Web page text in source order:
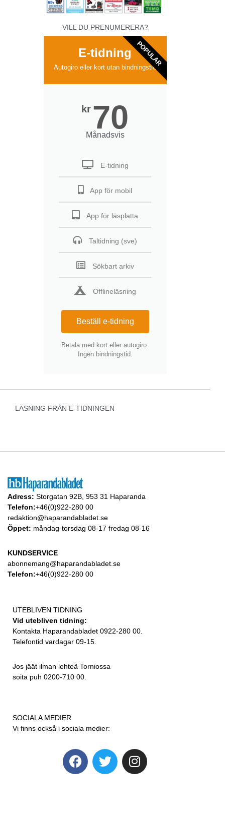
VILL DU PRENUMERERA?
E-tidning
Autogiro eller kort utan bindningstid
kr 70
Månadsvis
E-tidning
App för mobil
App för läsplatta
Taltidning (sve)
Sökbart arkiv
Offlineläsning
Beställ e-tidning
Betala med kort eller autogiro.
Ingen bindningstid.
POPULAR
LÄSNING FRÅN E-TIDNINGEN
Adress: Storgatan 92B, 953 31 Haparanda
Telefon:+46(0)922-280 00
redaktion@haparandabladet.se
Öppet: måndag-torsdag 08-17 fredag 08-16
KUNDSERVICE
abonnemang@haparandabladet.se
Telefon:+46(0)922-280 00
UTEBLIVEN TIDNING
Vid utebliven tidning:
Kontakta Haparandabladet 0922-280 00.
Telefontid vardagar 09-15.
Jos jäät ilman lehteä Torniossa
soita puh 0200-710 00.
SOCIALA MEDIER
Vi finns också i sociala medier: